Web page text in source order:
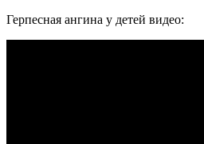
Герпесная ангина у детей видео: